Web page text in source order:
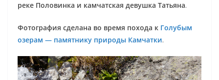
реке Половинка и камчатская девушка Татьяна.
Фотография сделана во время похода к Голубым
озерам — памятнику природы Камчатки.